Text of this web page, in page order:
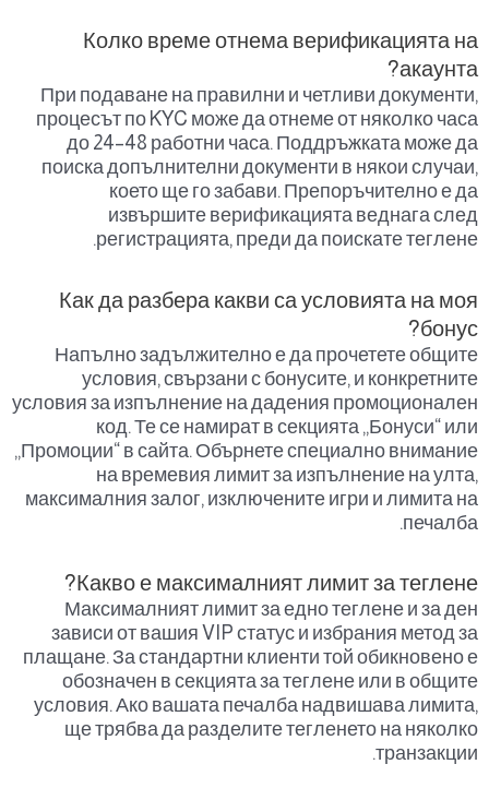
Колко време отнема верификацията на
акаунта?
При подаване на правилни и четливи документи,
процесът по KYC може да отнеме от няколко часа
до 24–48 работни часа. Поддръжката може да
поиска допълнителни документи в някои случаи,
което ще го забави. Препоръчително е да
извършите верификацията веднага след
регистрацията, преди да поискате теглене.
Как да разбера какви са условията на моя
бонус?
Напълно задължително е да прочетете общите
условия, свързани с бонусите, и конкретните
условия за изпълнение на дадения промоционален
код. Те се намират в секцията „Бонуси“ или
„Промоции“ в сайта. Обърнете специално внимание
на времевия лимит за изпълнение на улта,
максималния залог, изключените игри и лимита на
печалба.
Какво е максималният лимит за теглене?
Максималният лимит за едно теглене и за ден
зависи от вашия VIP статус и избрания метод за
плащане. За стандартни клиенти той обикновено е
обозначен в секцията за теглене или в общите
условия. Ако вашата печалба надвишава лимита,
ще трябва да разделите тегленето на няколко
транзакции.